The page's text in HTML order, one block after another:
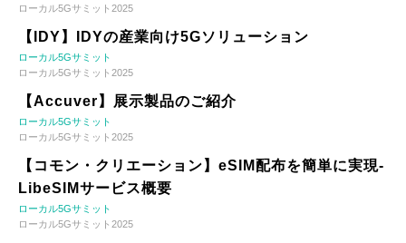
ローカル5Gサミット2025
【IDY】IDYの産業向け5Gソリューション
ローカル5Gサミット
ローカル5Gサミット2025
【Accuver】展示製品のご紹介
ローカル5Gサミット
ローカル5Gサミット2025
【コモン・クリエーション】eSIM配布を簡単に実現-
LibeSIMサービス概要
ローカル5Gサミット
ローカル5Gサミット2025